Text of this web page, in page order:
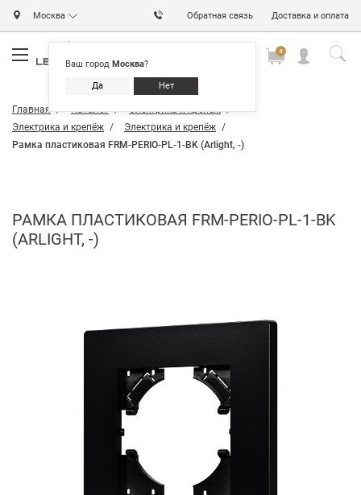
Москва
Ваш город Москва?
Да Нет
Обратная связь Доставка и оплата
0
Главная Каталог
Электрика и крепёж
Электрика и крепёж
Электрика и крепёж
Рамка пластиковая FRM-PERIO-PL-1-BK (Arlight, -)
РАМКА ПЛАСТИКОВАЯ FRM-PERIO-PL-1-BK
(ARLIGHT, -)